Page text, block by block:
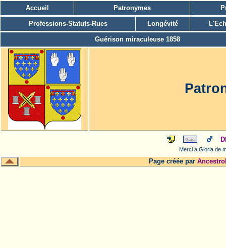
Accueil Patronymes
Professions-Statuts-Rues Longévité
Guérison miraculeuse 1858
Merci à Gloria de
Page créée par